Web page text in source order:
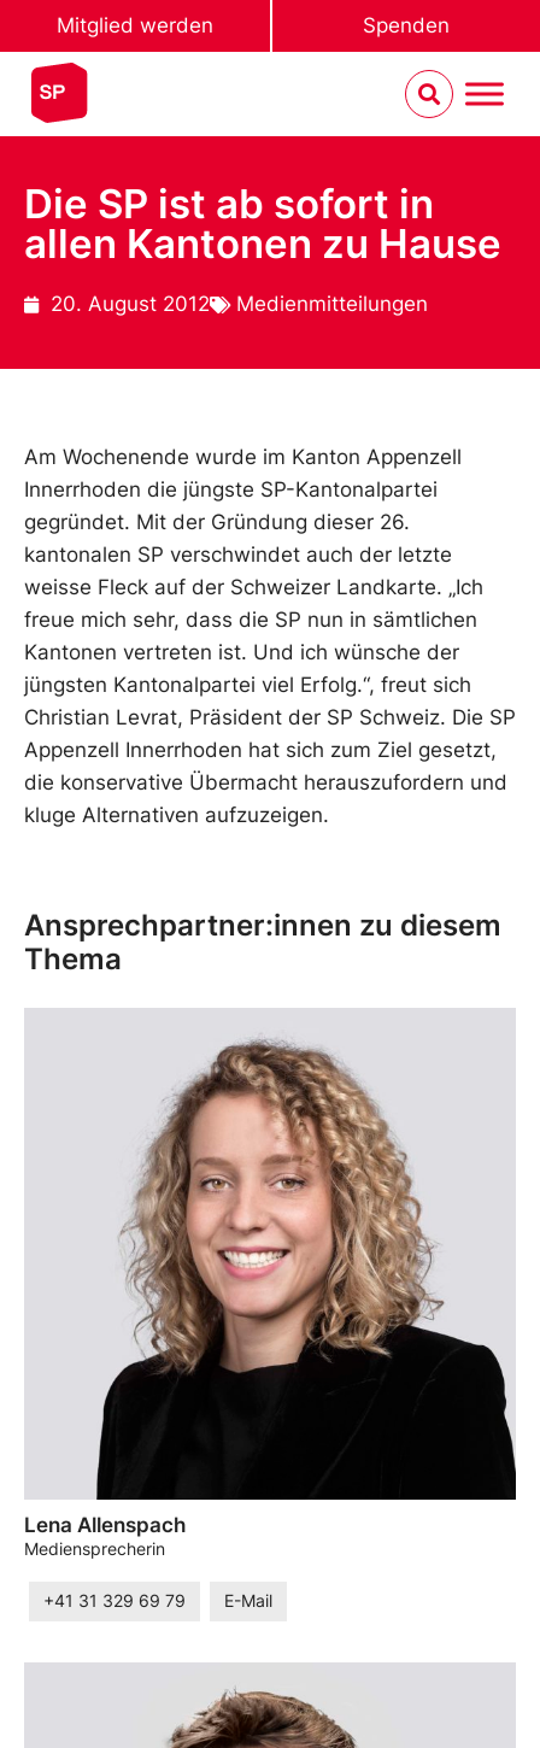
Mitglied werden Spenden
Die SP ist ab sofort in
allen Kantonen zu Hause
20. August 2012 Medienmitteilungen
Am Wochenende wurde im Kanton Appenzell
Innerrhoden die jüngste SP-Kantonalpartei
gegründet. Mit der Gründung dieser 26.
kantonalen SP verschwindet auch der letzte
weisse Fleck auf der Schweizer Landkarte. „Ich
freue mich sehr, dass die SP nun in sämtlichen
Kantonen vertreten ist. Und ich wünsche der
jüngsten Kantonalpartei viel Erfolg.“, freut sich
Christian Levrat, Präsident der SP Schweiz. Die SP
Appenzell Innerrhoden hat sich zum Ziel gesetzt,
die konservative Übermacht herauszufordern und
kluge Alternativen aufzuzeigen.
Ansprechpartner:innen zu diesem
Thema
Lena Allenspach
Mediensprecherin
+41 31 329 69 79 E-Mail